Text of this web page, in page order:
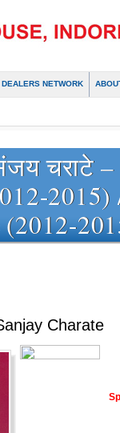
DEALERS NETWORK
चराटे
(2012-
Charate